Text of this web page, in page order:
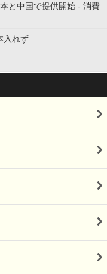
と中国で提供開始 - 消費
入れず